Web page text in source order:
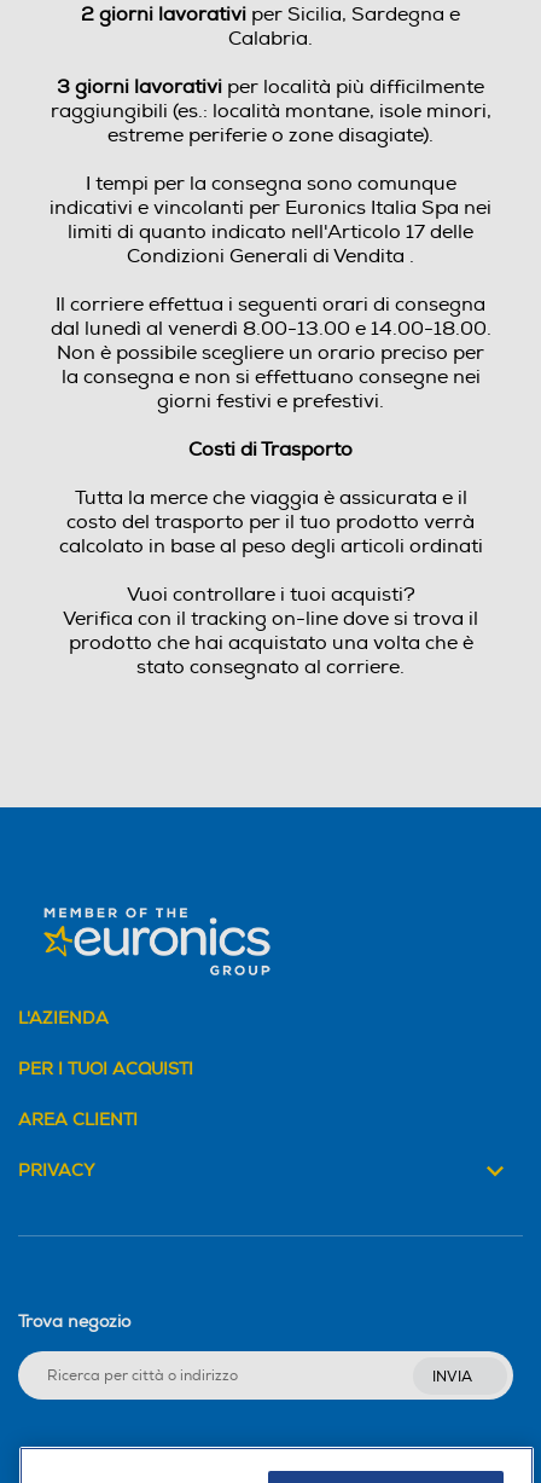
2 giorni lavorativi per Sicilia, Sardegna e
Calabria.
3 giorni lavorativi per località più difficilmente
raggiungibili (es.: località montane, isole minori,
estreme periferie o zone disagiate).
I tempi per la consegna sono comunque
indicativi e vincolanti per Euronics Italia Spa nei
limiti di quanto indicato nell'Articolo 17 delle
Condizioni Generali di Vendita .
Il corriere effettua i seguenti orari di consegna
dal lunedì al venerdì 8.00-13.00 e 14.00-18.00.
Non è possibile scegliere un orario preciso per
la consegna e non si effettuano consegne nei
giorni festivi e prefestivi.
Costi di Trasporto
Tutta la merce che viaggia è assicurata e il
costo del trasporto per il tuo prodotto verrà
calcolato in base al peso degli articoli ordinati
Vuoi controllare i tuoi acquisti?
Verifica con il tracking on-line dove si trova il
prodotto che hai acquistato una volta che è
stato consegnato al corriere.
L'AZIENDA
PER I TUOI ACQUISTI
AREA CLIENTI
PRIVACY
Trova negozio
INVIA